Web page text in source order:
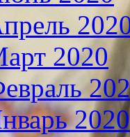
2020
2020